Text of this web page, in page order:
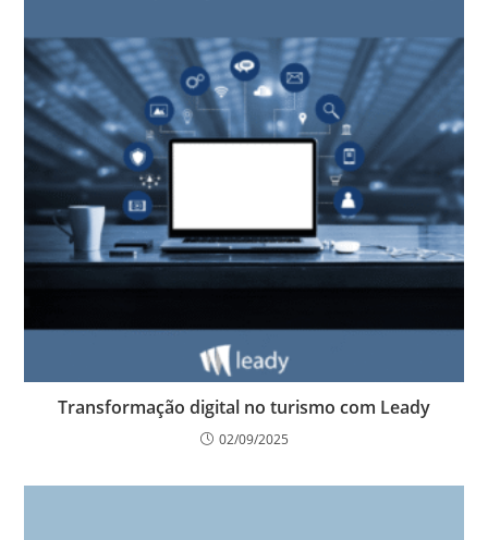
Transformação digital no turismo com Leady
02/09/2025